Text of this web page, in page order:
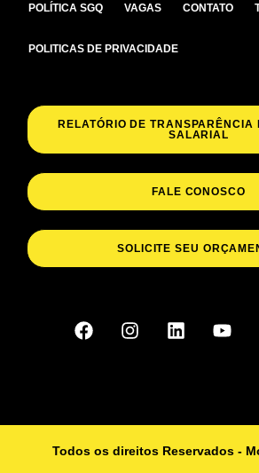
POLÍTICA SGQ VAGAS CONTATO
POLITICAS DE PRIVACIDADE
RELATÓRIO DE TRANSPARÊNCIA
SALARIAL
FALE CONOSCO
SOLICITE SEU
Todos os direitos Reservados -